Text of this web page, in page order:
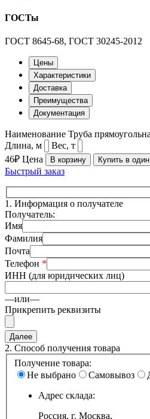
ГОСТы
ГОСТ 8645-68, ГОСТ 30245-2012
Цены
Характеристики
Доставка
Преимущества
Документация
Наименование Труба
Длина, м
Вес, т
46₽ Цена В корзину Купить в
Быстрый заказ
1. Информация о получателе
Получатель:
Имя
Фамилия
Почта
Телефон *
ИНН (для юридических лиц)
—или—
Прикрепить реквизиты
2. Способ получения товара
Получение товара:
Не выбрано
Самовывоз
Адрес склада:
Россия, г. Москва,